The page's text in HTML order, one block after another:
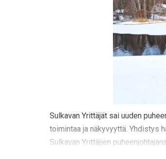
Sulkavan Yrittäjät sai uuden
toimintaa ja näkyvyyttä. Yhdistys
Sulkavan Yrittäjien